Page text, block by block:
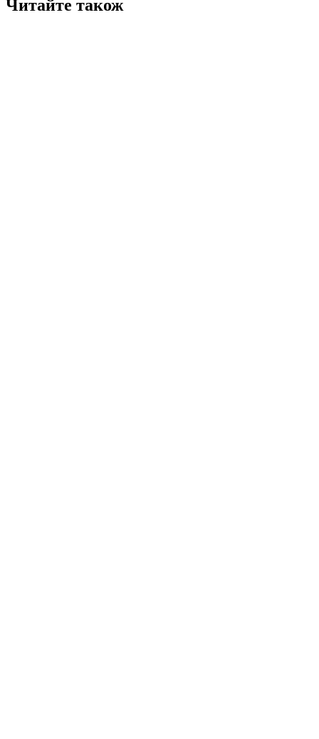
Читайте також